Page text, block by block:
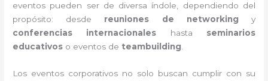
eventos pueden ser de diversa índole, dependiendo del
propósito: desde reuniones de networking y
conferencias internacionales hasta seminarios
educativos o eventos de teambuilding
Los eventos corporativos no solo buscan cumplir con su